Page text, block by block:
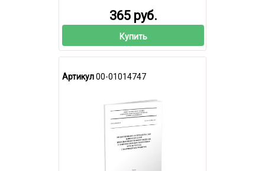
365 руб.
Купить
Артикул00-01014747